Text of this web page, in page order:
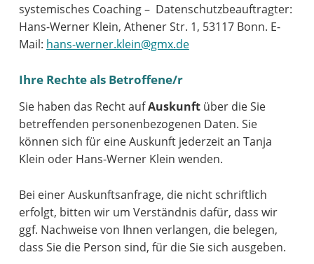
systemisches Coaching – Datenschutzbeauftragter:
Hans-Werner Klein, Athener Str. 1, 53117 Bonn. E-
Mail: hans-werner.klein@gmx.de
Ihre Rechte als Betroffene/r
Sie haben das Recht aufAuskunftüber die Sie
betreffenden personenbezogenen Daten. Sie
können sich für eine Auskunft jederzeit an Tanja
Klein oder Hans-Werner Klein wenden.
Bei einer Auskunftsanfrage, die nicht schriftlich
erfolgt, bitten wir um Verständnis dafür, dass wir
ggf. Nachweise von Ihnen verlangen, die belegen,
dass Sie die Person sind, für die Sie sich ausgeben.